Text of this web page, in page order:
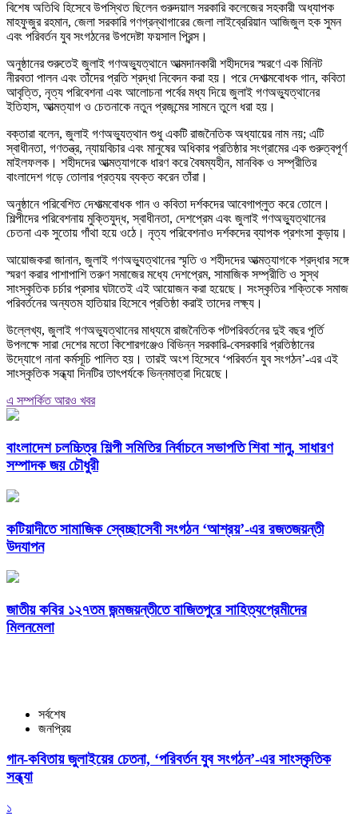
বিশেষ অতিথি হিসেবে উপস্থিত ছিলেন গুরুদয়াল সরকারি কলেজের সহকারী অধ্যাপক
মাহফুজুর রহমান, জেলা সরকারি গণগ্রন্থাগারের জেলা লাইব্রেরিয়ান আজিজুল হক সুমন
এবং পরিবর্তন যুব সংগঠনের উপদেষ্টা ফয়সাল প্রিন্স।
অনুষ্ঠানের শুরুতেই জুলাই গণঅভ্যুত্থানে আত্মদানকারী শহীদদের স্মরণে এক মিনিট
নীরবতা পালন এবং তাঁদের প্রতি শ্রদ্ধা নিবেদন করা হয়। পরে দেশাত্মবোধক গান, কবিতা
আবৃত্তি, নৃত্য পরিবেশনা এবং আলোচনা পর্বের মধ্য দিয়ে জুলাই গণঅভ্যুত্থানের
ইতিহাস, আত্মত্যাগ ও চেতনাকে নতুন প্রজন্মের সামনে তুলে ধরা হয়।
বক্তারা বলেন, জুলাই গণঅভ্যুত্থান শুধু একটি রাজনৈতিক অধ্যায়ের নাম নয়; এটি
স্বাধীনতা, গণতন্ত্র, ন্যায়বিচার এবং মানুষের অধিকার প্রতিষ্ঠার সংগ্রামের এক গুরুত্বপূর্ণ
মাইলফলক। শহীদদের আত্মত্যাগকে ধারণ করে বৈষম্যহীন, মানবিক ও সম্প্রীতির
বাংলাদেশ গড়ে তোলার প্রত্যয় ব্যক্ত করেন তাঁরা।
অনুষ্ঠানে পরিবেশিত দেশাত্মবোধক গান ও কবিতা দর্শকদের আবেগাপ্লুত করে তোলে।
শিল্পীদের পরিবেশনায় মুক্তিযুদ্ধ, স্বাধীনতা, দেশপ্রেম এবং জুলাই গণঅভ্যুত্থানের
চেতনা এক সুতোয় গাঁথা হয়ে ওঠে। নৃত্য পরিবেশনাও দর্শকদের ব্যাপক প্রশংসা কুড়ায়।
আয়োজকরা জানান, জুলাই গণঅভ্যুত্থানের স্মৃতি ও শহীদদের আত্মত্যাগকে শ্রদ্ধার সঙ্গে
স্মরণ করার পাশাপাশি তরুণ সমাজের মধ্যে দেশপ্রেম, সামাজিক সম্প্রীতি ও সুস্থ
সাংস্কৃতিক চর্চার প্রসার ঘটাতেই এই আয়োজন করা হয়েছে। সংস্কৃতির শক্তিকে সমাজ
পরিবর্তনের অন্যতম হাতিয়ার হিসেবে প্রতিষ্ঠা করাই তাদের লক্ষ্য।
উল্লেখ্য, জুলাই গণঅভ্যুত্থানের মাধ্যমে রাজনৈতিক পটপরিবর্তনের দুই বছর পূর্তি
উপলক্ষে সারা দেশের মতো কিশোরগঞ্জেও বিভিন্ন সরকারি-বেসরকারি প্রতিষ্ঠানের
উদ্যোগে নানা কর্মসূচি পালিত হয়। তারই অংশ হিসেবে ‘পরিবর্তন যুব সংগঠন’-এর এই
সাংস্কৃতিক সন্ধ্যা দিনটির তাৎপর্যকে ভিন্নমাত্রা দিয়েছে।
এ সম্পর্কিত আরও খবর
বাংলাদেশ চলচ্চিত্র শিল্পী সমিতির নির্বাচনে সভাপতি শিবা শানু, সাধারণ
সম্পাদক জয় চৌধুরী
কটিয়াদীতে সামাজিক স্বেচ্ছাসেবী সংগঠন ‘আশ্রয়’-এর রজতজয়ন্তী
উদযাপন
জাতীয় কবির ১২৭তম জন্মজয়ন্তীতে বাজিতপুরে সাহিত্যপ্রেমীদের
মিলনমেলা
সর্বশেষ
জনপ্রিয়
গান-কবিতায় জুলাইয়ের চেতনা, ‘পরিবর্তন যুব সংগঠন’-এর সাংস্কৃতিক
সন্ধ্যা
১